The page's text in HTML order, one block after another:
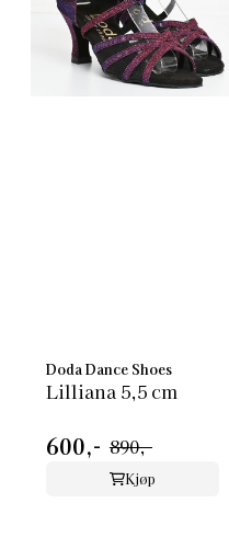
Doda Dance Shoes
Lilliana 5,5 cm
600,- 890,-
Kjøp